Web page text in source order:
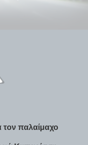
τον παλαίμαχο